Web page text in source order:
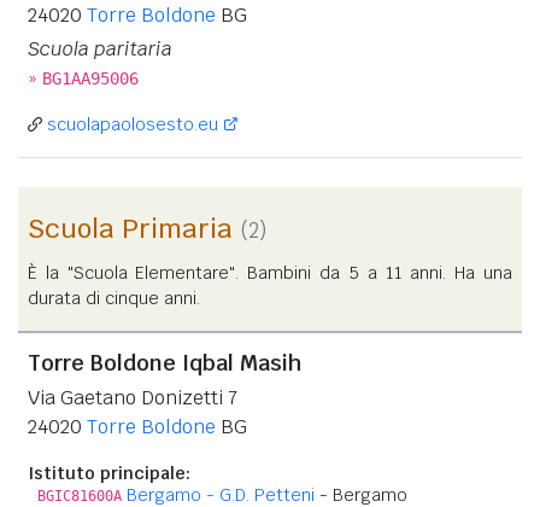
24020 Torre Boldone BG
Scuola paritaria
» BG1AA95006
scuolapaolosesto.eu
Scuola Primaria (2)
È la "Scuola Elementare". Bambini da 5 a 11 anni. Ha una
durata di cinque anni.
Torre Boldone Iqbal Masih
Via Gaetano Donizetti 7
24020 Torre Boldone BG
Istituto principale:
BGIC81600A Bergamo - G.D. Petteni - Bergamo